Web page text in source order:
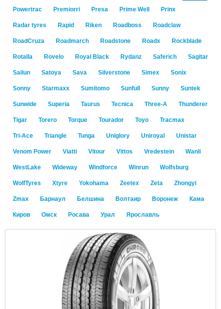
Powertrac Premiorri Presa Prime Well Prinx
Radar tyres Rapid Riken Roadboss Roadclaw
RoadCruza Roadmarch Roadstone Roadx Rockblade
Rotalla Rovelo Royal Black Rydanz Saferich Sagitar
Sailun Satoya Sava Silverstone Simex Sonix
Sonny Starmaxx Sumitomo Sunfull Sunny Suntek
Sunwide Superia Taurus Tecnica Three-A Thunderer
Tigar Torero Torque Tourador Toyo Tracmax
Tri-Ace Triangle Tunga Uniglory Uniroyal Unistar
Venom Power Viatti Vitour Vittos Vredestein Wanli
WestLake Wideway Windforce Winrun Wolfsburg
WolfTyres Xtyre Yokohama Zeetex Zeta Zhongyi
Zmax Барнаул Белшина Волтаир Воронеж Кама
Киров Омск Росава Урал Ярославль